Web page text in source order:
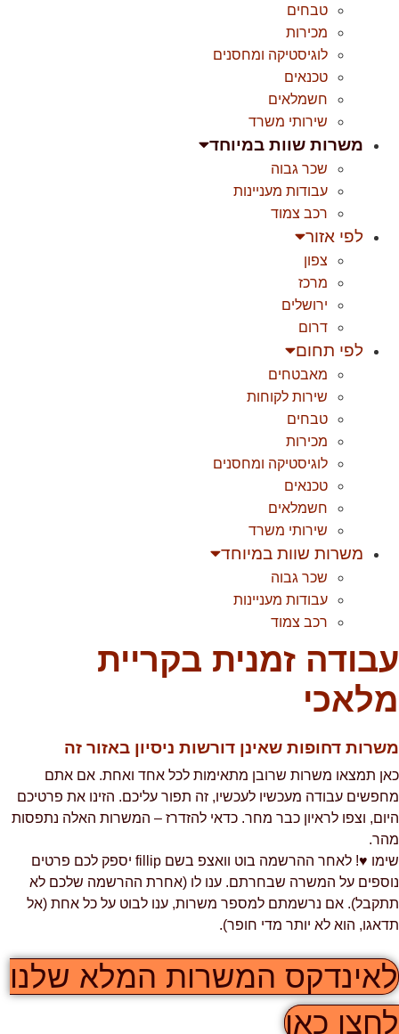
טבחים
מכירות
לוגיסטיקה ומחסנים
טכנאים
חשמלאים
שירותי משרד
משרות שוות במיוחד
שכר גבוה
עבודות מעניינות
רכב צמוד
לפי אזור
צפון
מרכז
ירושלים
דרום
לפי תחום
מאבטחים
שירות לקוחות
טבחים
מכירות
לוגיסטיקה ומחסנים
טכנאים
חשמלאים
שירותי משרד
משרות שוות במיוחד
שכר גבוה
עבודות מעניינות
רכב צמוד
זמנית בקריית
דחופות שאינן דורשות ניסיון באזור זה
תמצאו משרות שרובן מתאימות לכל אחד ואחת. אם אתם
עבודה מעכשיו לעכשיו, זה תפור עליכם. הזינו את פרטיכם
וצפו לראיון כבר מחר. כדאי להזדרז – המשרות האלה נתפסות
שימו ♥! לאחר ההרשמה בוט וואצפ בשם fillip יספק לכם פרטים
על המשרה שבחרתם. ענו לו (אחרת ההרשמה שלכם לא
אם נרשמתם למספר משרות, ענו לבוט על כל אחת (אל
הוא לא יותר מדי חופר).
המשרות המלא שלנו
כאן